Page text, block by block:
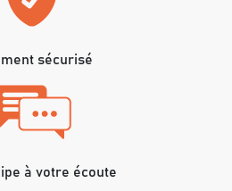
sécurisé
à votre écoute